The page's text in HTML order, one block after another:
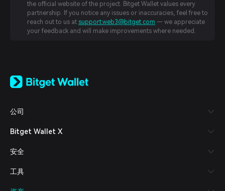
the official website of the project. Bitget Wallet values every
partnership. If you notice any issues or inaccuracies, feel free to
reach out to us at support.web3@bitget.com — we appreciate
your feedback and will make improvements where needed.
日本語
Español (Latinoamérica)
Italiano
Deutsch
繁體中文
公司
Bitget Wallet X
安全
工具